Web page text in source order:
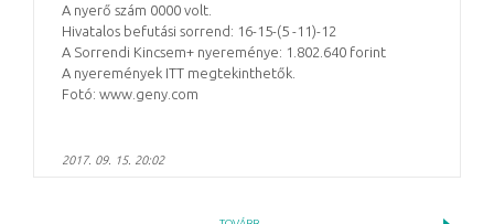
A nyerő szám 0000 volt.
Hivatalos befutási sorrend: 16-15-(5 -11)-12
A Sorrendi Kincsem+ nyereménye: 1.802.640 forint
A nyeremények ITT megtekinthetők.
Fotó: www.geny.com
2017. 09. 15. 20:02